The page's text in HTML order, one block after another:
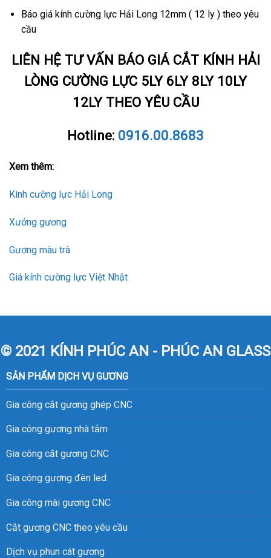
Báo giá kính cường lực Hải Long 12mm ( 12 ly ) theo yêu
cầu
LIÊN HỆ TƯ VẤN BÁO GIÁ CẮT KÍNH HẢI
LÒNG CƯỜNG LỰC 5LY 6LY 8LY 10LY
12LY THEO YÊU CẦU
Hotline: 0916.00.8683
Xem thêm:
Kính cường lực Hải Long
Xưởng gương
Gương màu trà
Giá kính cường lực Việt Nhật
© 2021 KÍNH PHÚC AN - PHÚC AN GLASS
SẢN PHẨM DỊCH VỤ GƯƠNG
Gia công cắt gương ghép CNC
Gia công gương nhà tắm
Gia công cắt gương CNC
Gia công gương đèn led
Gia công mài gương CNC
Cắt gương CNC theo yêu cầu
Dịch vụ phun cát gương